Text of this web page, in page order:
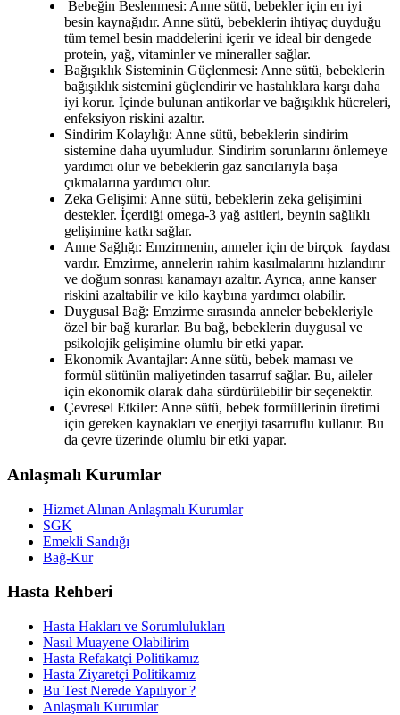
Bebeğin Beslenmesi: Anne sütü, bebekler için en iyi
besin kaynağıdır. Anne sütü, bebeklerin ihtiyaç duyduğu
tüm temel besin maddelerini içerir ve ideal bir dengede
protein, yağ, vitaminler ve mineraller sağlar.
Bağışıklık Sisteminin Güçlenmesi: Anne sütü, bebeklerin
bağışıklık sistemini güçlendirir ve hastalıklara karşı daha
iyi korur. İçinde bulunan antikorlar ve bağışıklık hücreleri,
enfeksiyon riskini azaltır.
Sindirim Kolaylığı: Anne sütü, bebeklerin sindirim
sistemine daha uyumludur. Sindirim sorunlarını önlemeye
yardımcı olur ve bebeklerin gaz sancılarıyla başa
çıkmalarına yardımcı olur.
Zeka Gelişimi: Anne sütü, bebeklerin zeka gelişimini
destekler. İçerdiği omega-3 yağ asitleri, beynin sağlıklı
gelişimine katkı sağlar.
Anne Sağlığı: Emzirmenin, anneler için de birçok faydası
vardır. Emzirme, annelerin rahim kasılmalarını hızlandırır
ve doğum sonrası kanamayı azaltır. Ayrıca, anne kanser
riskini azaltabilir ve kilo kaybına yardımcı olabilir.
Duygusal Bağ: Emzirme sırasında anneler bebekleriyle
özel bir bağ kurarlar. Bu bağ, bebeklerin duygusal ve
psikolojik gelişimine olumlu bir etki yapar.
Ekonomik Avantajlar: Anne sütü, bebek maması ve
formül sütünün maliyetinden tasarruf sağlar. Bu, aileler
için ekonomik olarak daha sürdürülebilir bir seçenektir.
Çevresel Etkiler: Anne sütü, bebek formüllerinin üretimi
için gereken kaynakları ve enerjiyi tasarruflu kullanır. Bu
da çevre üzerinde olumlu bir etki yapar.
Anlaşmalı Kurumlar
Hizmet Alınan Anlaşmalı Kurumlar
SGK
Emekli Sandığı
Bağ-Kur
Hasta Rehberi
Hasta Hakları ve Sorumlulukları
Nasıl Muayene Olabilirim
Hasta Refakatçi Politikamız
Hasta Ziyaretçi Politikamız
Bu Test Nerede Yapılıyor ?
Anlaşmalı Kurumlar